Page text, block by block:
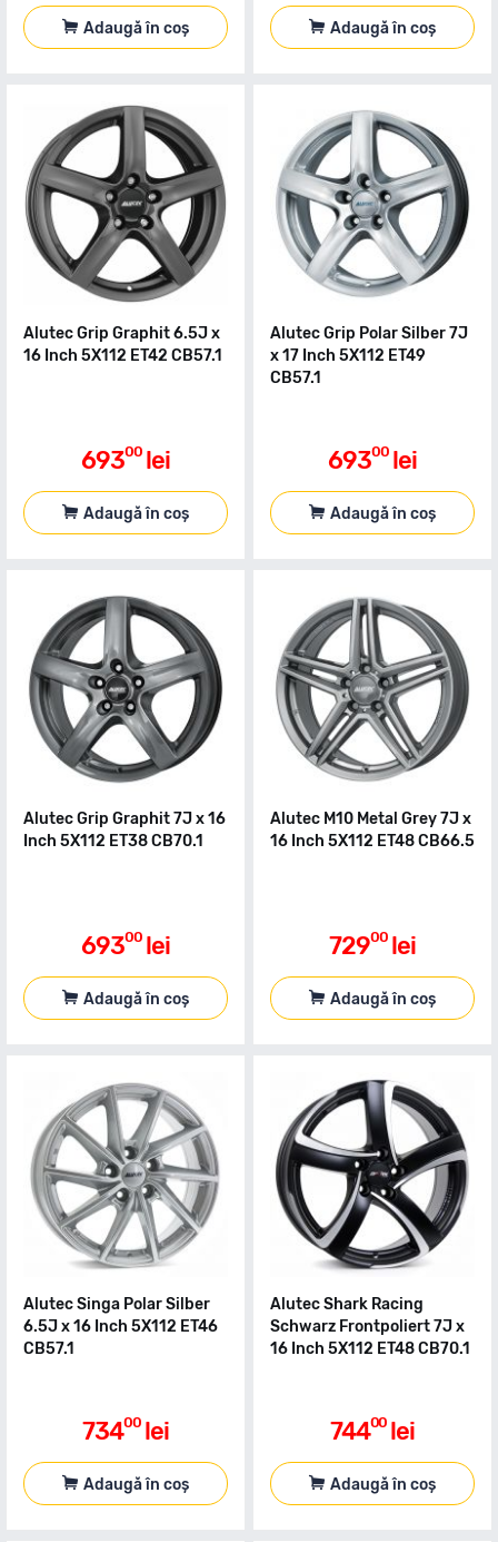
Adaugă în coș Adaugă în coș
Alutec Grip Graphit 6.5J x
16 Inch 5X112 ET42 CB57.1
69300 lei
Adaugă în coș
Alutec Grip Polar Silber 7J
x 17 Inch 5X112 ET49
CB57.1
69300 lei
Adaugă în coș
Alutec Grip Graphit 7J x 16
Inch 5X112 ET38 CB70.1
69300 lei
Adaugă în coș
Alutec M10 Metal Grey 7J x
16 Inch 5X112 ET48 CB66.5
72900 lei
Adaugă în coș
Alutec Singa Polar Silber
6.5J x 16 Inch 5X112 ET46
CB57.1
73400 lei
Adaugă în coș
Alutec Shark Racing
Schwarz Frontpoliert 7J x
16 Inch 5X112 ET48 CB70.1
74400 lei
Adaugă în coș